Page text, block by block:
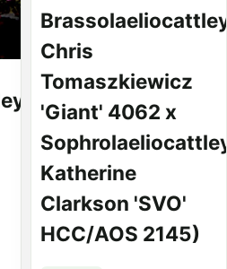
Chris
Tomaszkiewicz
'Giant' 4062 x
Katherine
Clarkson 'SVO'
HCC/AOS 2145)